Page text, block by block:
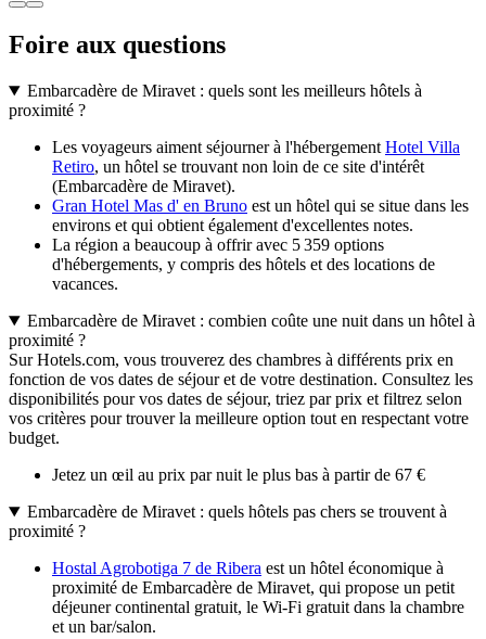
Foire aux questions
Embarcadère de Miravet : quels sont les meilleurs hôtels à
proximité ?
Les voyageurs aiment séjourner à l'hébergement Hotel Villa
Retiro, un hôtel se trouvant non loin de ce site d'intérêt
(Embarcadère de Miravet).
Gran Hotel Mas d' en Bruno est un hôtel qui se situe dans les
environs et qui obtient également d'excellentes notes.
La région a beaucoup à offrir avec 5 359 options
d'hébergements, y compris des hôtels et des locations de
vacances.
Embarcadère de Miravet : combien coûte une nuit dans un hôtel à
proximité ?
Sur Hotels.com, vous trouverez des chambres à différents prix en
fonction de vos dates de séjour et de votre destination. Consultez les
disponibilités pour vos dates de séjour, triez par prix et filtrez selon
vos critères pour trouver la meilleure option tout en respectant votre
budget.
Jetez un œil au prix par nuit le plus bas à partir de 67 €
Embarcadère de Miravet : quels hôtels pas chers se trouvent à
proximité ?
Hostal Agrobotiga 7 de Ribera est un hôtel économique à
proximité de Embarcadère de Miravet, qui propose un petit
déjeuner continental gratuit, le Wi-Fi gratuit dans la chambre
et un bar/salon.